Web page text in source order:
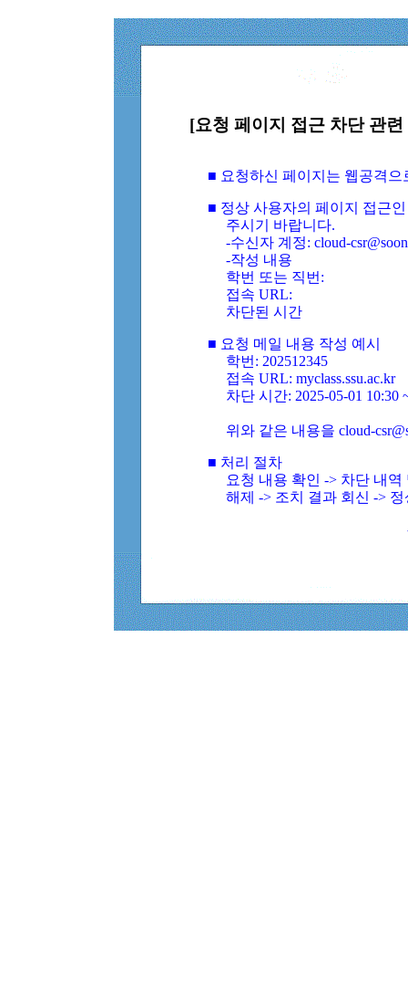
[요청 페이지 접근 차단 관
■ 요청하신 페이지는 웹공격
■ 정상 사용자의 페이지 접근
주시기 바랍니다.
-수신자 계정: cloud-
-작성 내용
학번 또는 직번:
접속 URL:
차단된 시간
■ 요청 메일 내용 작성 예시
학번: 202512345
접속 URL: myclass.ssu.ac.kr
차단 시간: 2025-05-01 10:30
위와 같은 내용을 cloud-
■ 처리 절차
요청 내용 확인 -> 차단 내
해제 -> 조치 결과 회신 ->